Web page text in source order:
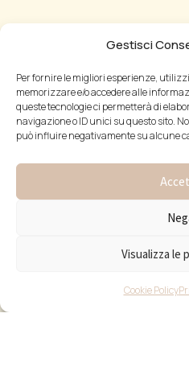
Gestisci
Per fornire le migliori esperienze,
memorizzare e/o accedere alle
queste tecnologie ci permetterà di
navigazione o ID unici su questo sito.
può influire negativamente su alcune
Visualizza le
Cookie Policy